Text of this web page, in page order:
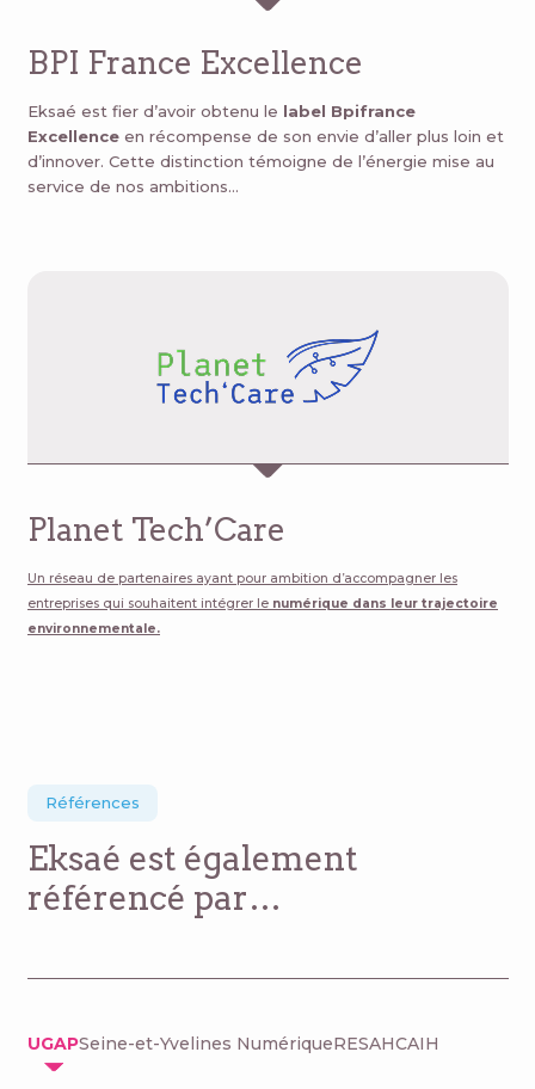
BPI France Excellence
Eksaé est fier d’avoir obtenu le label Bpifrance
Excellence en récompense de son envie d’aller plus loin et
d’innover. Cette distinction témoigne de l’énergie mise au
service de nos ambitions…
Planet Tech’Care
Un réseau de partenaires ayant pour ambition d’accompagner les
entreprises qui souhaitent intégrer le numérique dans leur trajectoire
environnementale.
Références
Eksaé est également
référencé par…
UGAPSeine-et-Yvelines NumériqueRESAHCAIH